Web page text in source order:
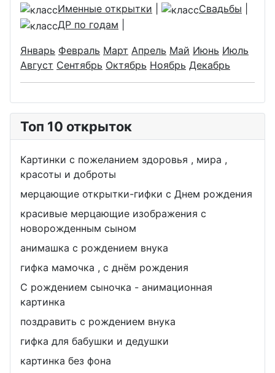
Именные открытки
Свадьбы
ДР по годам
Январь Февраль Март Апрель Май Июнь Июль
Август Сентябрь Октябрь Ноябрь Декабрь
Топ 10 открыток
Картинки с пожеланием здоровья , мира ,
красоты и доброты
мерцающие открытки-гифки с Днем рождения
красивые мерцающие изображения с
новорожденным сыном
анимашка с рождением внука
гифка мамочка , с днём рождения
С рождением сыночка - анимационная
картинка
поздравить с рождением внука
гифка для бабушки и дедушки
картинка без фона